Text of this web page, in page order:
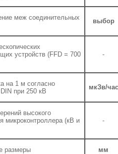
меж соединительных
выбор
устройств (FFD = 700
-
на 1 м согласно
при 250 кВ
мкЗв/час
высокого
микроконтроллера (кВ и
-
размеры мм